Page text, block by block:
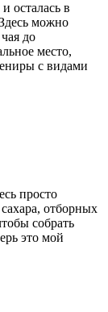
осталась в
можно
до
место,
с видами
просто
отборных
собрать
это мой